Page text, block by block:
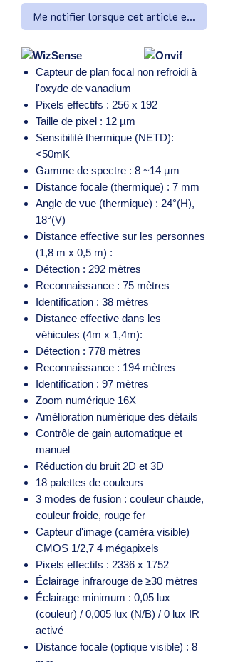
Me notifier lorsque cet article est
Capteur de plan focal non refroidi à
l'oxyde de vanadium
Pixels effectifs : 256 x 192
Taille de pixel : 12 µm
Sensibilité thermique (NETD):
<50mK
Gamme de spectre : 8 ~14 µm
Distance focale (thermique) : 7 mm
Angle de vue (thermique) : 24°(H),
18°(V)
Distance effective sur les personnes
(1,8 m x 0,5 m) :
Détection : 292 mètres
Reconnaissance : 75 mètres
Identification : 38 mètres
Distance effective dans les
véhicules (4m x 1,4m):
Détection : 778 mètres
Reconnaissance : 194 mètres
Identification : 97 mètres
Zoom numérique 16X
Amélioration numérique des détails
Contrôle de gain automatique et
manuel
Réduction du bruit 2D et 3D
18 palettes de couleurs
3 modes de fusion : couleur chaude,
couleur froide, rouge fer
Capteur d'image (caméra visible)
CMOS 1/2,7 4 mégapixels
Pixels effectifs : 2336 x 1752
Éclairage infrarouge de ≥30 mètres
Éclairage minimum : 0,05 lux
(couleur) / 0,005 lux (N/B) / 0 lux IR
activé
Distance focale (optique visible) : 8